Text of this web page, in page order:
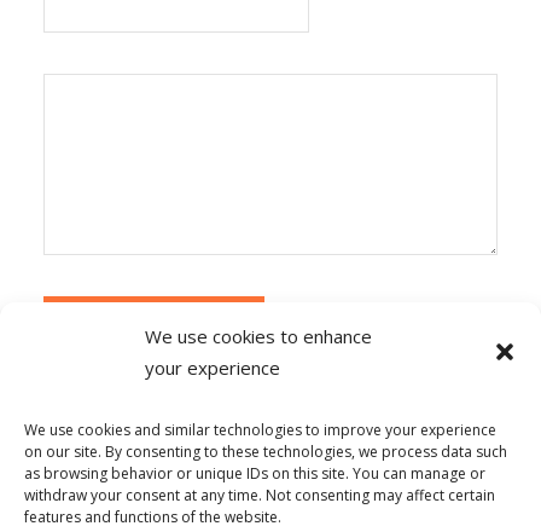
We use cookies to enhance
your experience
We use cookies and similar technologies to improve your experience
on our site. By consenting to these technologies, we process data such
as browsing behavior or unique IDs on this site. You can manage or
withdraw your consent at any time. Not consenting may affect certain
features and functions of the website.
Ce site utilise Akismet pour réduire les
données de vos commentaires sont traitées.